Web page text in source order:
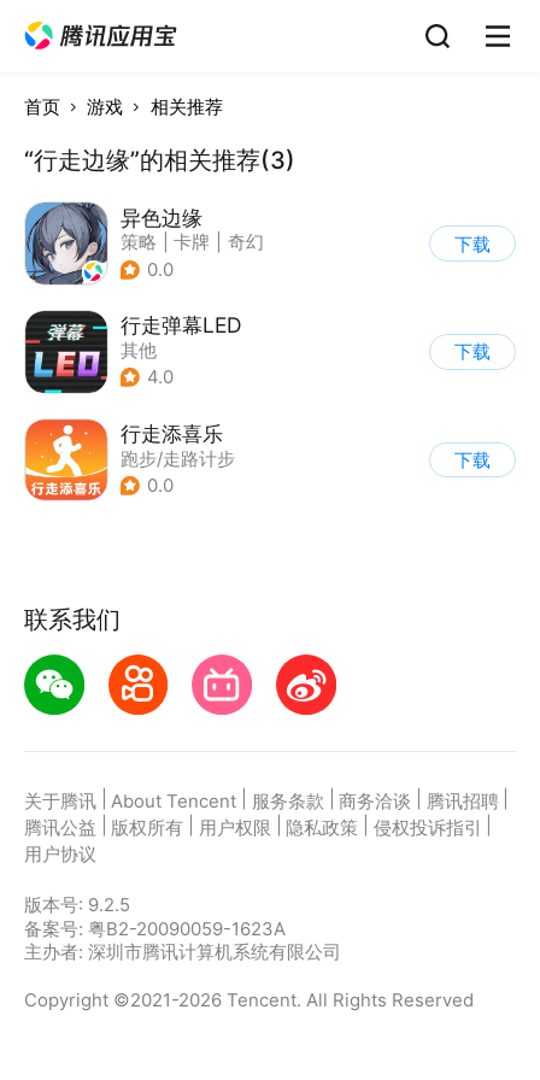
首页 游戏 相关推荐
“行走边缘”的相关推荐(3)
异色边缘
策略 卡牌
奇幻
| 剧情
0.0
下载
行走弹幕LED
其他
4.0
下载
行走添喜乐
跑步/走路计步
0.0
下载
联系我们
关于腾讯 About Tencent 服务条款 商务洽谈 腾讯招聘
腾讯公益
版权所有 用户权限 隐私政策 侵权投诉指引
用户协议
版本号: 9.2.5
备案号: 粤B2-20090059-1623A
主办者: 深圳市腾讯计算机系统有限公司
Copyright ©2021-2026 Tencent. All Rights Reserved